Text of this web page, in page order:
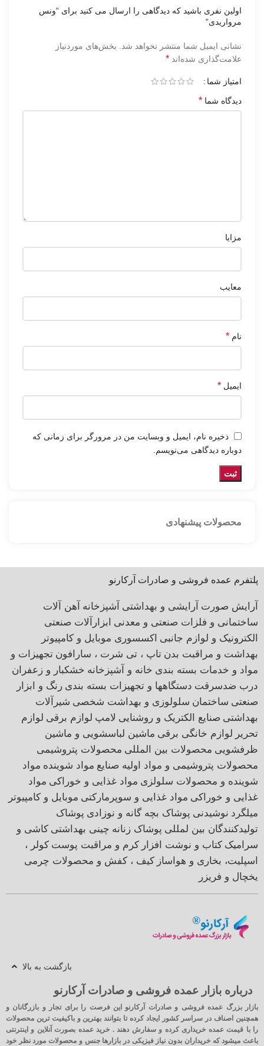
اولین نفری باشید که دیدگاهی را ارسال می کنید برای “ونس
مرواریدی”
نشانی ایمیل شما منتشر نخواهد شد. بخش‌های موردنیاز
علامت‌گذاری شده‌اند *
امتیاز شما
دیدگاه شما *
مزایا
معایب
نام *
ایمیل *
ذخیره نام، ایمیل و وبسایت من در مرورگر برای زمانی که
دوباره دیدگاهی می‌نویسم.
محصولات پیشنهادی
پلتفرم عمده فروشی و صادرات آرکارنو
آرایش صورت آرایشی و بهداشتی آشپزخانه آهن آلات
ساختمانی و فلزات صنعتی و معدنی ابزارآلات صنعتی
الکترونیک و لوازم جانبی اکسسوری موبایل و کامپیوتر
بهداشت و مراقبت بدن تاپ ، تی شرت ، سارافون تجهیزات و
مواد و خدمات بسته بندی خانه و آشپزخانه خشکبار و زعفران
درب ضدسرقت دستگاهها و تجهیزات بسته بندی رنگ و ابزار
صنعتی ساختمان سلولوزی و بهداشت شخصی شیرآلات
بهداشتی صنایع الکتریک و روشنایی لامپ لوازم برقی لوازم
تحریر لوازم خانگی برقی ماشین لباسشویی و ماشین
ظرفشویی محصولات بین المللی محصولات پتروشیمی
محصولات پتروشیمی و مواد اولیه صنایع مواد شوینده مواد
شوینده و محصولات سلولزی مواد غذایی و خوراکی مواد
غذایی و خوراکی مواد غذایی و سوپرمارکتی موبایل و کامپیوتر
میلگرد نوشیدنی پوشاک بچه گانه و نوزادی پوشاک
تولیدکنندگان بین لمللی پوشاک زنانه چینی بهداشتی کاشی و
سرامیک کتاب و نوشت افزار کرم و مراقبت پوست کولر ،
اسپلیت، بخاری و هواساز کیف ، کفش و محصولات چرمی
یخچال و فریزر
بازگشت به بالا
درباره بازار عمده فروشی و صادرات آرکارنو
بازار بزرگ عمده فروشی و صادرات آرکارنو این فرصت را برای تجار و بازرگانان و
همچنین اصناف در سراسر کشور ایجاد کرده تا بتوانند بهترین و باکیفیت ترین محصولات
را با قیمت عمده خریداری کرده و سفارش دهند . خرید عمده بصورت آنلاین و اینترنتی
باعث میشود که خریداران بدون نیاز فیزیکی در بازارها جنس و محصولات مورد نظر خود